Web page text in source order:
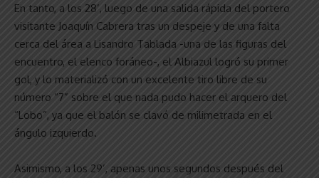
En tanto, a los 28’, luego de una salida rápida del portero
visitante Joaquín Cabrera tras un despeje y de una falta
cerca del área a Lisandro Tablada -una de las figuras del
encuentro, el elenco foráneo-, el Albiazul logró su primer
gol, y lo materializó con un excelente tiro libre de su
número “7” sobre el que nada pudo hacer el arquero del
“Lobo”, ya que el balón se clavó de milimetrada en el
ángulo izquierdo.
Asimismo, a los 29’, apenas unos segundos después del